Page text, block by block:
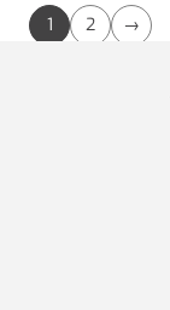
1 2 →